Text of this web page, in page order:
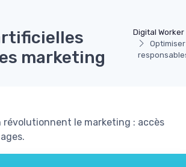
Digital Worker
marketing
le marketing : accès